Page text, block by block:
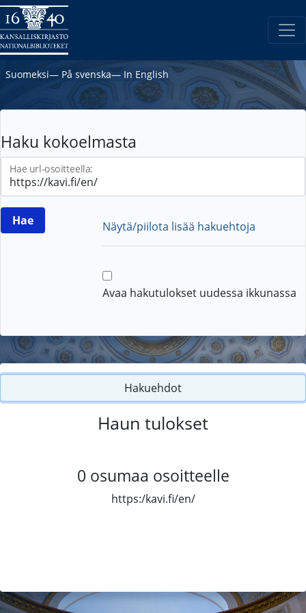
Suomeksi― På svenska― In English
Haku kokoelmasta
Hae url-osoitteella:
Näytä/piilota lisää hakuehtoja
Avaa hakutulokset uudessa ikkunassa
Hakuehdot
Haun tulokset
0 osumaa osoitteelle
https:/kavi.fi/en/